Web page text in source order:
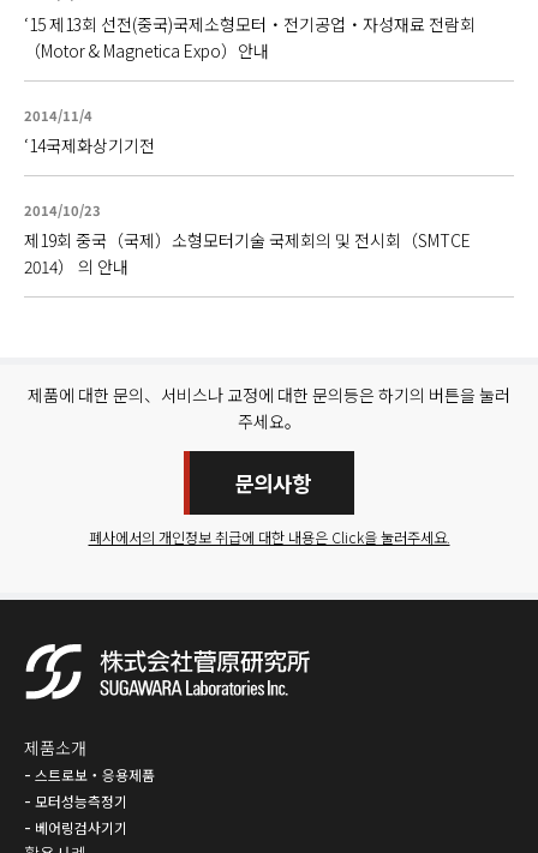
‘15 제13회 선전(중국)국제소형모터・전기공업・자성재료 전람회
（Motor & Magnetica Expo）안내
2014/11/4
‘14국제화상기기전
2014/10/23
제19회 중국（국제）소형모터기술 국제회의 및 전시회（SMTCE
2014） 의 안내
제품에 대한 문의、서비스나 교정에 대한 문의등은 하기의 버튼을 눌러
주세요。
문의사항
폐사에서의 개인정보 취급에 대한 내용은 Click을 눌러주세요.
제품소개
스트로보・응용제품
모터성능측정기
베어링검사기기